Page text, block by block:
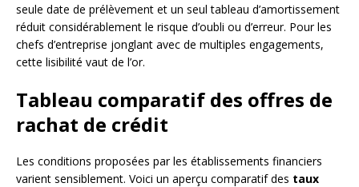
seule date de prélèvement et un seul tableau d’amortissement
réduit considérablement le risque d’oubli ou d’erreur. Pour les
chefs d’entreprise jonglant avec de multiples engagements,
cette lisibilité vaut de l’or.
Tableau comparatif des offres de
rachat de crédit
Les conditions proposées par les établissements financiers
varient sensiblement. Voici un aperçu comparatif des taux